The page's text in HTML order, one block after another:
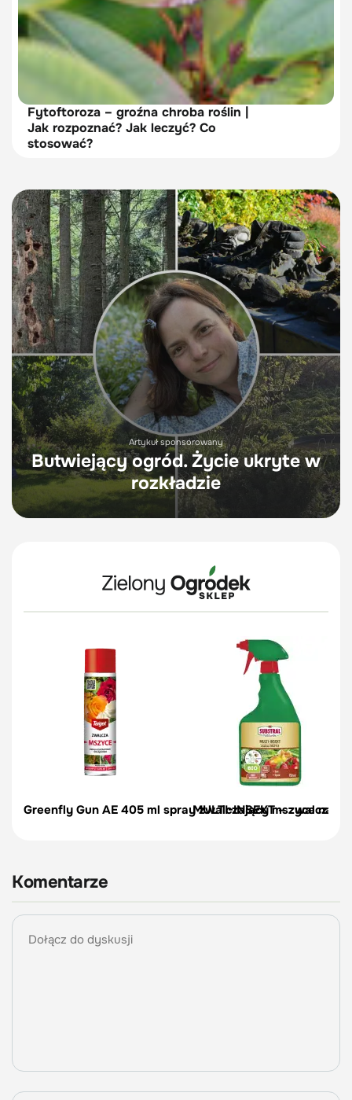
Fytoftoroza – groźna chroba roślin |
Jak rozpoznać? Jak leczyć? Co
stosować?
Artykuł sponsorowany
Butwiejący ogród. Życie ukryte w
rozkładzie
Greenfly Gun AE 405 ml spray zwalczający mszyce na
MULTI-INSEKT – zwalcza
Komentarze